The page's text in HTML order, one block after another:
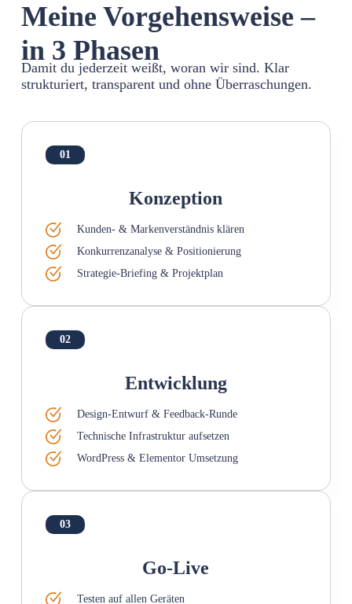
Meine Vorgehensweise –
in 3 Phasen
Damit du jederzeit weißt, woran wir sind. Klar
strukturiert, transparent und ohne Überraschungen.
01
Konzeption
Kunden- & Markenverständnis klären
Konkurrenzanalyse & Positionierung
Strategie-Briefing & Projektplan
02
Entwicklung
Design-Entwurf & Feedback-Runde
Technische Infrastruktur aufsetzen
WordPress & Elementor Umsetzung
03
Go-Live
Testen auf allen Geräten